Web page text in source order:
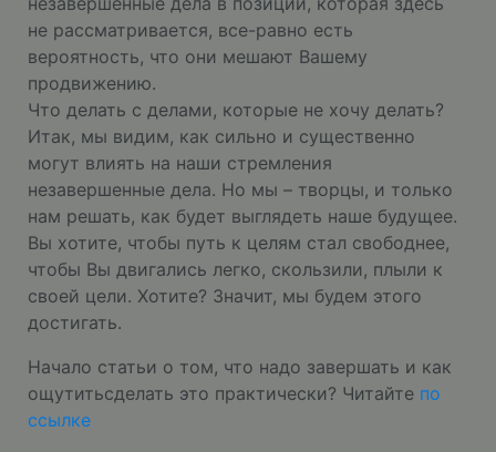
не рассматривается, все-равно есть
вероятность, что они мешают Вашему
продвижению.
Что делать с делами, которые не хочу делать?
Итак, мы видим, как сильно и существенно
могут влиять на наши стремления
незавершенные дела. Но мы – творцы, и только
нам решать, как будет выглядеть наше будущее.
Вы хотите, чтобы путь к целям стал свободнее,
чтобы Вы двигались легко, скользили, плыли к
своей цели. Хотите? Значит, мы будем этого
достигать.
Начало статьи о том, что надо завершать и как
ощутитьсделать это практически? Читайте по
ссылке